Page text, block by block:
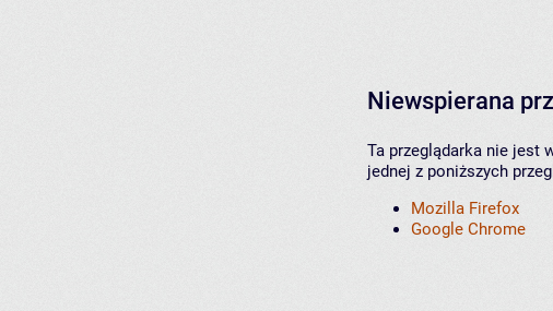
Niewspierana
Ta przeglądarka nie jest
jednej z poniższych
Mozilla Firefox
Google Chrome